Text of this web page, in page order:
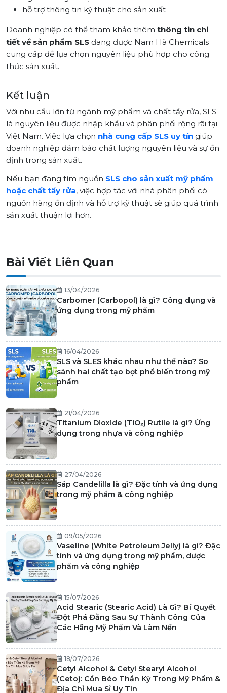
hỗ trợ thông tin kỹ thuật cho sản xuất
Doanh nghiệp có thể tham khảo thêm thông tin chi
tiết về sản phẩm SLS đang được Nam Hà Chemicals
cung cấp để lựa chọn nguyên liệu phù hợp cho công
thức sản xuất.
Kết luận
Với nhu cầu lớn từ ngành mỹ phẩm và chất tẩy rửa, SLS
là nguyên liệu được nhập khẩu và phân phối rộng rãi tại
Việt Nam. Việc lựa chọn nhà cung cấp SLS uy tín giúp
doanh nghiệp đảm bảo chất lượng nguyên liệu và sự ổn
định trong sản xuất.
Nếu bạn đang tìm nguồn SLS cho sản xuất mỹ phẩm
hoặc chất tẩy rửa, việc hợp tác với nhà phân phối có
nguồn hàng ổn định và hỗ trợ kỹ thuật sẽ giúp quá trình
sản xuất thuận lợi hơn.
Bài Viết Liên Quan
13/04/2026
Carbomer (Carbopol) là gì? Công dụng và
ứng dụng trong mỹ phẩm
16/04/2026
SLS và SLES khác nhau như thế nào? So
sánh hai chất tạo bọt phổ biến trong mỹ
phẩm
21/04/2026
Titanium Dioxide (TiO₂) Rutile là gì? Ứng
dụng trong nhựa và công nghiệp
27/04/2026
Sáp Candelilla là gì? Đặc tính và ứng dụng
trong mỹ phẩm & công nghiệp
09/05/2026
Vaseline (White Petroleum Jelly) là gì? Đặc
tính và ứng dụng trong mỹ phẩm, dược
phẩm và công nghiệp
15/07/2026
Acid Stearic (Stearic Acid) Là Gì? Bí Quyết
Đột Phá Đằng Sau Sự Thành Công Của
Các Hãng Mỹ Phẩm Và Làm Nến
18/07/2026
Cetyl Alcohol & Cetyl Stearyl Alcohol
(Ceto): Cồn Béo Thần Kỳ Trong Mỹ Phẩm &
Địa Chỉ Mua Sỉ Uy Tín